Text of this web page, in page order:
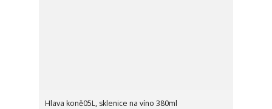
Hlava koně05L, sklenice na víno 380ml